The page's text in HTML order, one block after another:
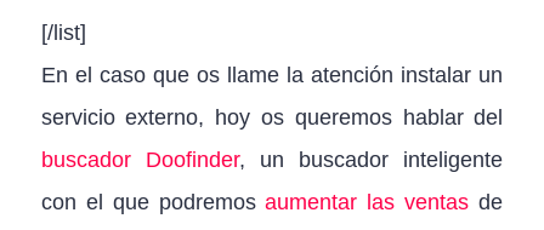
[/list]
En el caso que os llame la atención instalar un
servicio externo, hoy os queremos hablar del
buscador Doofinder, un buscador inteligente
con el que podremosaumentar las ventas de